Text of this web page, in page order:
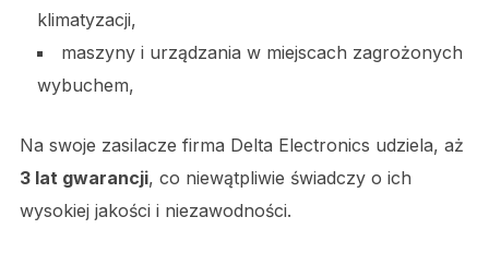
klimatyzacji,
maszyny i urządzania w miejscach zagrożonych
wybuchem,
Na swoje zasilacze firma Delta Electronics udziela, aż
3 lat gwarancji, co niewątpliwie świadczy o ich
wysokiej jakości i niezawodności.